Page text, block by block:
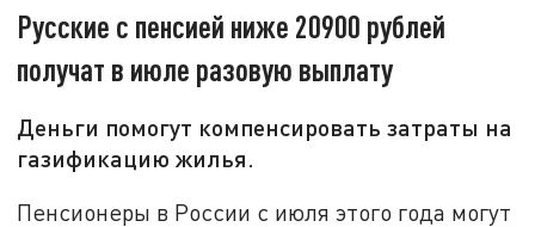
Русские с пенсией ниже 20900 рублей
получат в июле разовую выплату
Деньги помогут компенсировать затраты на
газификацию жилья.
Пенсионеры в России с июля этого года могут